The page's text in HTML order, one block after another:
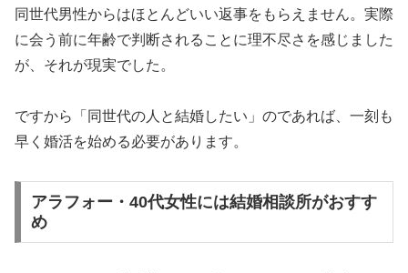
同世代男性からはほとんどいい返事をもらえません。実際
に会う前に年齢で判断されることに理不尽さを感じました
が、それが現実でした。
ですから「同世代の人と結婚したい」のであれば、一刻も
早く婚活を始める必要があります。
アラフォー・40代女性には結婚相談所がおすす
め